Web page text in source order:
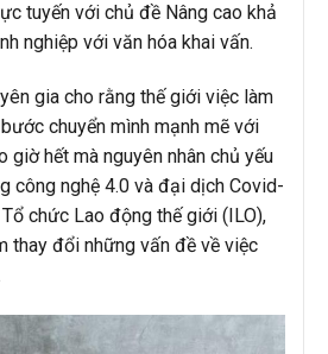
tuyến với chủ đề Nâng cao khả
nghiệp với văn hóa khai vấn.
gia cho rằng thế giới việc làm
chuyển mình mạnh mẽ với
giờ hết mà nguyên nhân chủ yếu
công nghệ 4.0 và đại dịch Covid-
chức Lao động thế giới (ILO),
thay đổi những vấn đề về việc